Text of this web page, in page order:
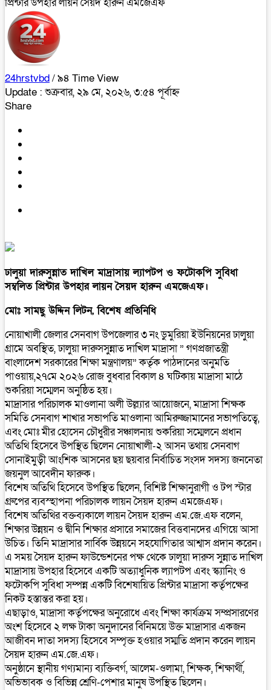
24hrstvbd/ ৯৪ Time View
Update : শুক্রবার, ২৯ মে, ২০২৬, ৩:৫৪ পূর্বাহ্ন
Share
ঢালুয়া দারুসুন্নাত দাখিল মাদ্রাসায় ল্যাপটপ ও ফটোকপি সুবিধা
সম্বলিত প্রিন্টার উপহার লায়ন সৈয়দ হারুন এমজেএফ।
মোঃ সামছু উদ্দিন লিটন, বিশেষ প্রতিনিধি
নোয়াখালী জেলার সেনবাগ উপজেলার ৩ নং ডুমুরিয়া ইউনিয়নের ঢালুয়া
গ্রামে অবস্থিত, ঢালুয়া দারুসসুন্নাত দাখিল মাদ্রাসা ” গণপ্রজাতন্ত্রী
বাংলাদেশ সরকারের শিক্ষা মন্ত্রণালয়” কর্তৃক পাঠদানের অনুমতি
পাওয়ায়,২৭মে ২০২৬ রোজ বুধবার বিকাল ৪ ঘটিকায় মাদ্রাসা মাঠে
শুকরিয়া সম্মেলন অনুষ্ঠিত হয়।
মাদ্রাসার পরিচালক মাওলানা অলী উল্ল্যার আয়োজনে, মাদ্রাসা শিক্ষক
সমিতি সেনবাগ শাখার সভাপতি মাওলানা আমিরুজ্জামানের সভাপতিত্বে,
এবং মোঃ মীর হোসেন চৌধুরীর সঞ্চালনায় শুকরিয়া সম্মেলনে প্রধান
অতিথি হিসেবে উপস্থিত ছিলেন নোয়াখালী-২ আসন তথায় সেনবাগ
সোনাইমুড়ী আংশিক আসনের ছয় ছয়বার নির্বাচিত সংসদ সদস্য জননেতা
জয়নুল আবেদীন ফারুক।
বিশেষ অতিথি হিসেবে উপস্থিত ছিলেন, বিশিষ্ট শিক্ষানুরাগী ও টপ স্টার
গ্রুপের ব্যবস্হাপনা পরিচালক লায়ন সৈয়দ হারুন এমজেএফ।
বিশেষ অতিথির বক্তব্যকালে লায়ন সৈয়দ হারুন এম.জে.এফ বলেন,
শিক্ষার উন্নয়ন ও দ্বীনি শিক্ষার প্রসারে সমাজের বিত্তবানদের এগিয়ে আসা
উচিত। তিনি মাদ্রাসার সার্বিক উন্নয়নে সহযোগিতার আশ্বাস প্রদান করেন।
এ সময় সৈয়দ হারুন ফাউন্ডেশনের পক্ষ থেকে ঢালুয়া দারুস সুন্নাত দাখিল
মাদ্রাসায় উপহার হিসেবে একটি অত্যাধুনিক ল্যাপটপ এবং স্ক্যানিং ও
ফটোকপি সুবিধা সম্পন্ন একটি বিশেষায়িত প্রিন্টার মাদ্রাসা কর্তৃপক্ষের
নিকট হস্তান্তর করা হয়।
এছাড়াও, মাদ্রাসা কর্তৃপক্ষের অনুরোধে এবং শিক্ষা কার্যক্রম সম্প্রসারণের
অংশ হিসেবে ২ লক্ষ টাকা অনুদানের বিনিময়ে উক্ত মাদ্রাসার একজন
আজীবন দাতা সদস্য হিসেবে সম্পৃক্ত হওয়ার সম্মতি প্রদান করেন লায়ন
সৈয়দ হারুন এম.জে.এফ।
অনুষ্ঠানে স্থানীয় গণ্যমান্য ব্যক্তিবর্গ, আলেম-ওলামা, শিক্ষক, শিক্ষার্থী,
অভিভাবক ও বিভিন্ন শ্রেণি-পেশার মানুষ উপস্থিত ছিলেন।